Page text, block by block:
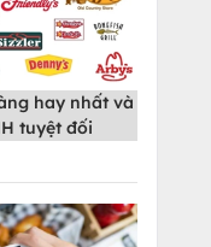
hay nhất và
tuyệt đối